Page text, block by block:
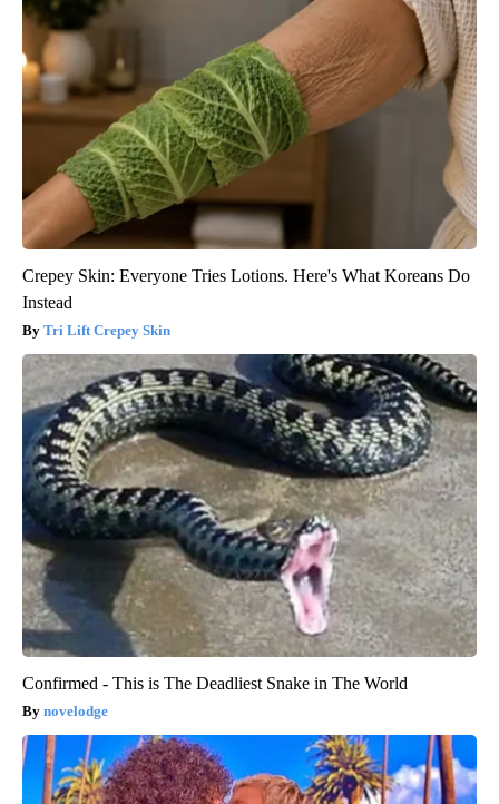
Crepey Skin: Everyone Tries Lotions. Here's What Koreans Do
Instead
Tri Lift Crepey Skin
Confirmed - This is The Deadliest Snake in The World
novelodge